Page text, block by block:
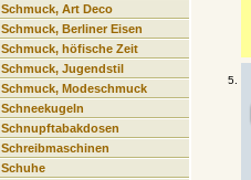
Schmuck, Art Deco
Schmuck, Berliner Eisen
Schmuck, höfische Zeit
Schmuck, Jugendstil
Schmuck, Modeschmuck
Schneekugeln
Schnupftabakdosen
Schreibmaschinen
Schuhe